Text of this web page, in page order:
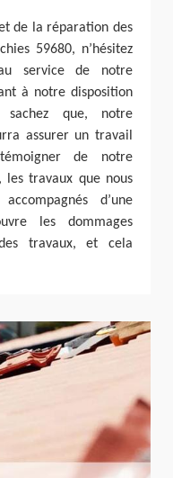
de la réparation des
59680, n’hésitez
service de notre
à notre disposition
sachez que, notre
assurer un travail
de notre
les travaux que nous
d’une
les dommages
travaux, et cela